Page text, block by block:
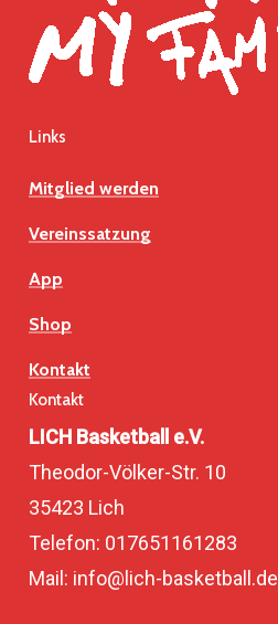
Links
Mitglied werden
Vereinssatzung
App
Shop
Kontakt
Kontakt
LICH Basketball e.V.
Theodor-Völker-Str. 10
35423 Lich
Telefon: 017651161283
Mail: info@lich-basketball.de